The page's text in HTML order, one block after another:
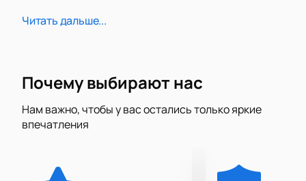
дню. Музыкальный вечер соберёт на одной сцене
Праздничная идея концерта
Концерт задуман как музыкальное признание в
любви и благодарности всем женщинам. В
наполнена светом, теплом и искренними эмоциями,
Читать дальше...
Почему выбирают нас
Нам важно, чтобы у вас остались только яркие
впечатления